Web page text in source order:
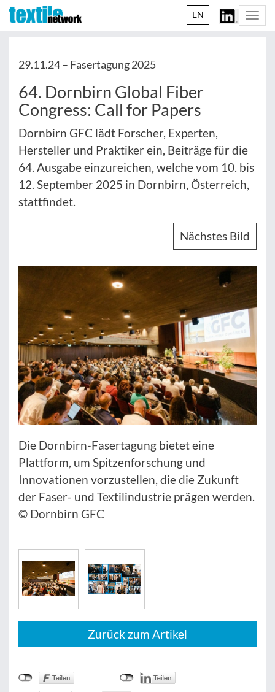
EN
29.11.24 – Fasertagung 2025
64. Dornbirn Global Fiber
Congress: Call for Papers
Dornbirn GFC lädt Forscher, Experten,
Hersteller und Praktiker ein, Beiträge für die
64. Ausgabe einzureichen, welche vom 10. bis
12. September 2025 in Dornbirn, Österreich,
stattfindet.
Nächstes Bild
Die Dornbirn-Fasertagung bietet eine
Plattform, um Spitzenforschung und
Innovationen vorzustellen, die die Zukunft
der Faser- und Textilindustrie prägen werden.
© Dornbirn GFC
Zurück zum Artikel